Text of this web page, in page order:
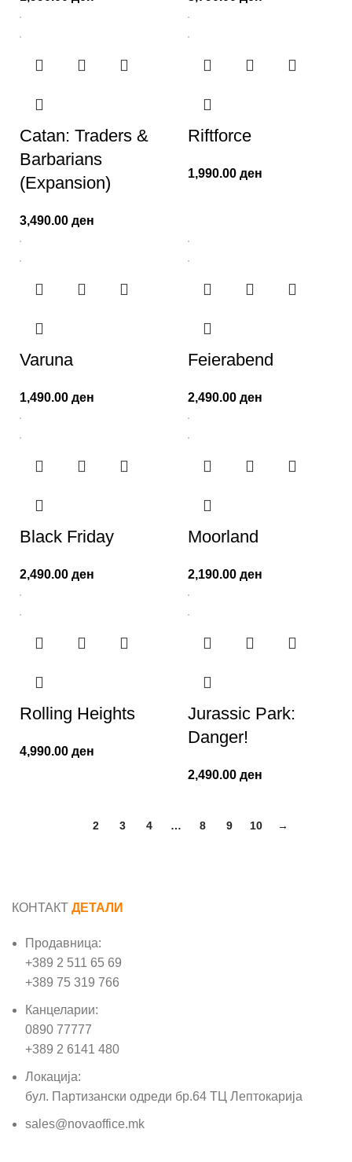
Catan: Traders &
Barbarians
(Expansion)
3,490.00 ден
Riftforce
1,990.00 ден
Varuna
1,490.00 ден
Feierabend
2,490.00 ден
Black Friday
2,490.00 ден
Moorland
2,190.00 ден
Rolling Heights
4,990.00 ден
Jurassic Park:
Danger!
2,490.00 ден
2 3 4 … 8 9 10 →
КОНТАКТ ДЕТАЛИ
Продавница:
+389 2 511 65 69
+389 75 319 766
Канцеларии:
0890 77777
+389 2 6141 480
Локација:
бул. Партизански одреди бр.64 ТЦ Лептокарија
sales@novaoffice.mk